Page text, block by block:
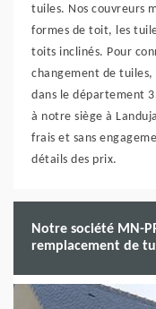
tuiles. Nos couvreurs
formes de toit, les
toits inclinés. Pour
changement de
dans le département
à notre siège à
frais et sans
détails des prix.
Notre société MN-
remplacement de